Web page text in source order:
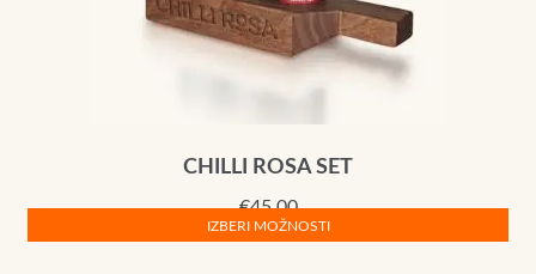
CHILLI ROSA SET
€45,00
IZBERI MOŽNOSTI